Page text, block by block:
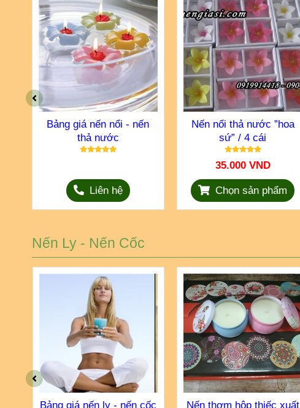
Bảng giá nến nổi - nến
thả nước
Liên hệ
Nến nổi thả nước ”hoa
sứ” / 4 cái
35.000 VND
Chọn sản phẩm
Nến Ly - Nến Cốc
Bảng giá nến ly - nến cốc
Nến thơm hộp thiếc xuất